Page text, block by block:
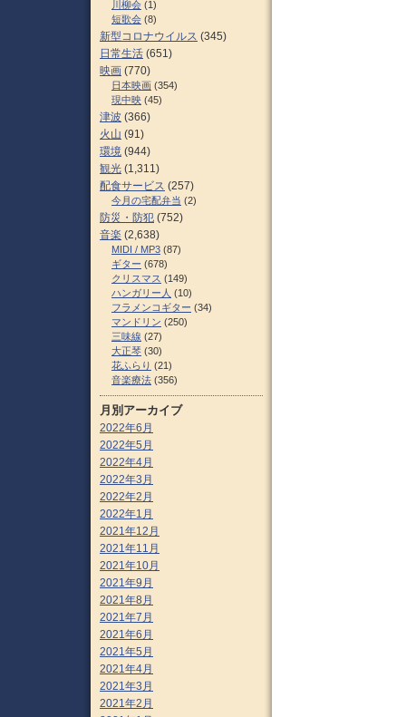
川柳会 (1)
短歌会 (8)
新型コロナウイルス (345)
日常生活 (651)
映画 (770)
日本映画 (354)
現中映 (45)
津波 (366)
火山 (91)
環境 (944)
観光 (1,311)
配食サービス (257)
今月の宅配弁当 (2)
防災・防犯 (752)
音楽 (2,638)
MIDI / MP3 (87)
ギター (678)
クリスマス (149)
ハンガリー人 (10)
フラメンコギター (34)
マンドリン (250)
三味線 (27)
大正琴 (30)
花ふらり (21)
音楽療法 (356)
月別アーカイブ
2022年6月
2022年5月
2022年4月
2022年3月
2022年2月
2022年1月
2021年12月
2021年11月
2021年10月
2021年9月
2021年8月
2021年7月
2021年6月
2021年5月
2021年4月
2021年3月
2021年2月